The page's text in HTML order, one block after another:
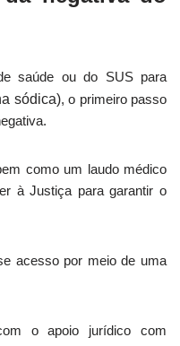
saúde ou do SUS para
sódica), o primeiro passo
como um laudo médico
à Justiça para garantir o
acesso por meio de uma
o apoio jurídico com